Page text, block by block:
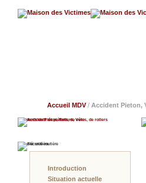
Accueil MDV/ Accident Pieton,
Accidents de Piéton, Rollers, Vélo
Sécurité routière
Introduction
Situation actuelle